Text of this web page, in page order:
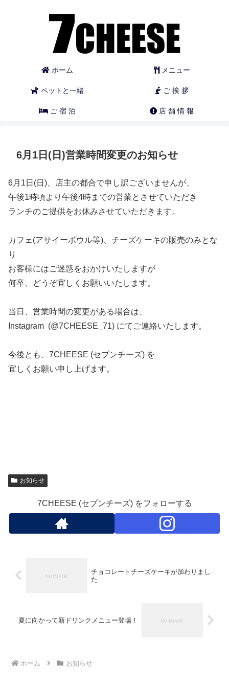
ホーム メニュー
ペットと一緒 ご 挨 拶
ご 宿 泊 店 舗 情 報
6月1日(日)営業時間変更のお知らせ
6月1日(日)、店主の都合で申し訳ございませんが、
午後1時頃より午後4時までの営業とさせていただき
ランチのご提供をお休みさせていただきます。
カフェ(アサイーボウル等)、チーズケーキの販売のみとな
り
お客様にはご迷惑をおかけいたしますが
何卒、どうぞ宜しくお願いいたします。
当日、営業時間の変更がある場合は、
Instagram (@7CHEESE_71) にてご連絡いたします。
今後とも、7CHEESE (セブンチーズ) を
宜しくお願い申し上げます。
お知らせ
7CHEESE (セブンチーズ) をフォローする
チョコレートチーズケーキが加わりまし
た
夏に向かって新ドリンクメニュー登場！
ホーム お知らせ